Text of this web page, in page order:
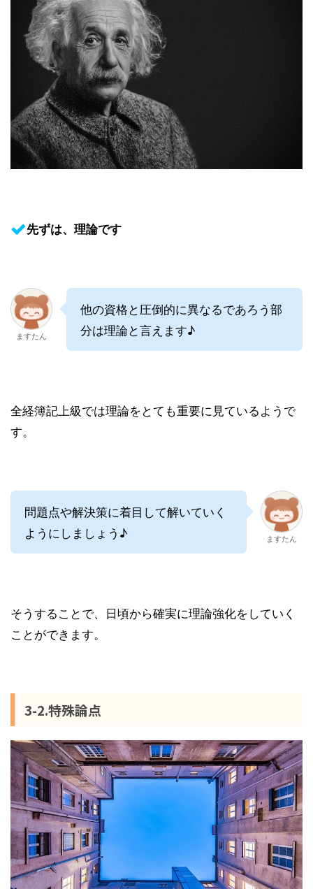
先ずは、理論です
ますたん
他の資格と圧倒的に異なるであろう部
分は理論と言えます♪
全経簿記上級では理論をとても重要に見ているようで
す。
問題点や解決策に着目して解いていく
ようにしましょう♪
ますたん
そうすることで、日頃から確実に理論強化をしていく
ことができます。
3-2.特殊論点